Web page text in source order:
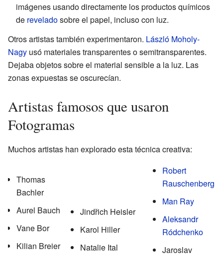
imágenes usando directamente los productos químicos
de reveladosobre el papel, incluso con luz.
Otros artistas también experimentaron. László Moholy-
Nagy usó materiales transparentes o semitransparentes.
Dejaba objetos sobre el material sensible a la luz. Las
zonas expuestas se oscurecían.
Artistas famosos que usaron
Fotogramas
Muchos artistas han explorado esta técnica creativa:
Thomas
Bachler
Aurel Bauch
Vane Bor
Kilian Breier
Jindřich Heisler
Karol Hiller
Natalie Ital
Robert
Rauschenberg
Man Ray
Aleksandr
Ródchenko
Jaroslav